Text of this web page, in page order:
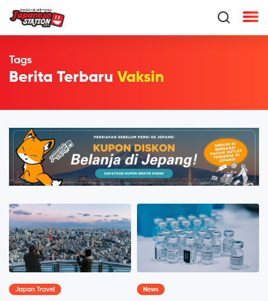
Tags
Berita Terbaru Vaksin
Japan Travel News